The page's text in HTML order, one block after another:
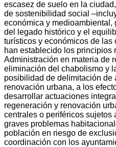
escasez de suelo en la
de sostenibilidad social
económica y
del legado histórico y el
turísticos y económicos de
han establecido los principios
Administración en materia de
eliminación del chabolismo y
posibilidad de delimitación de
renovación urbana, a los
desarrollar actuaciones
regeneración y renovación
centrales o periféricos sujetos
graves problemas
población en riesgo de
coordinación con los